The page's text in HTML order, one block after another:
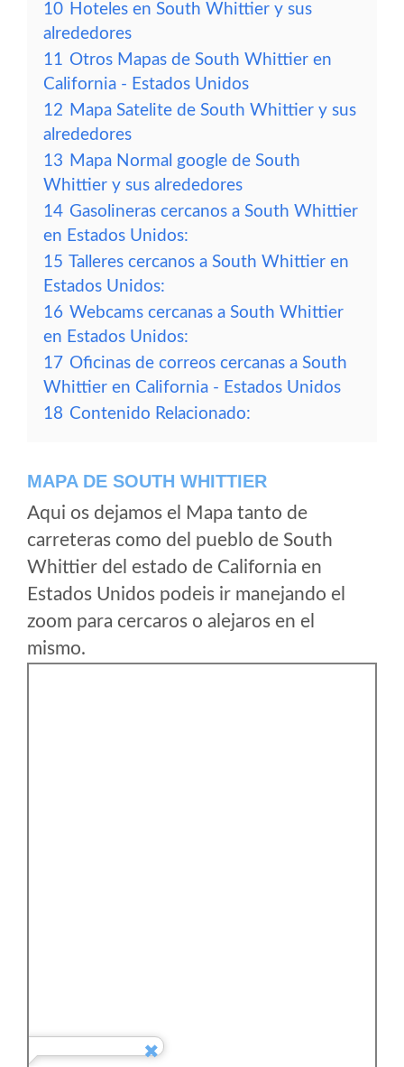
10 Hoteles en South Whittier y sus
alrededores
11 Otros Mapas de South Whittier en
California - Estados Unidos
12 Mapa Satelite de South Whittier y sus
alrededores
13 Mapa Normal google de South
Whittier y sus alrededores
14 Gasolineras cercanos a South Whittier
en Estados Unidos:
15 Talleres cercanos a South Whittier en
Estados Unidos:
16 Webcams cercanas a South Whittier
en Estados Unidos:
17 Oficinas de correos cercanas a South
Whittier en California - Estados Unidos
18 Contenido Relacionado:
MAPA DE SOUTH WHITTIER
Aqui os dejamos el Mapa tanto de
carreteras como del pueblo de South
Whittier del estado de California en
Estados Unidos podeis ir manejando el
zoom para cercaros o alejaros en el
mismo.